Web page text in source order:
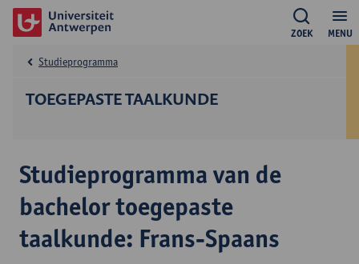
MENU
ZOEK
TOEGEPASTE TAALKUNDE
Studieprogramma
Studieprogramma van de
bachelor toegepaste
taalkunde: Frans-Spaans